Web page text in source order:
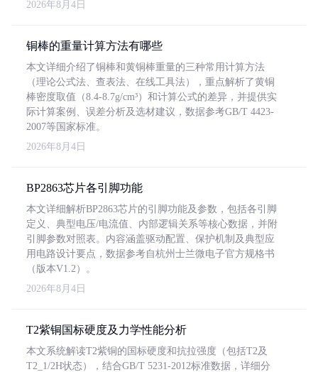
2026年8月4日
铜棒的重量计算方法有哪些
本文详细介绍了铜棒和黄铜棒重量的三种常用计算方法
（理论公式法、查表法、在线工具法），重点解析了黄铜
棒密度取值（8.4-8.7g/cm³）和计算公式的差异，并提供实
际计算案例、误差分析及选材建议，数据参考GB/T 4423-
2007等国家标准。
2026年8月4日
BP2863芯片各引脚功能
本文详细解析BP2863芯片的引脚功能及参数，包括各引脚
定义、典型电压/电流值、内部逻辑关系等核心数据，并附
引脚参数对照表。内容涵盖驱动配置、保护机制及典型应
用电路设计要点，数据参考自杭州士兰微电子官方规格书
（版本V1.2）。
2026年8月4日
T2紫铜国标硬度及力学性能分析
本文系统解读T2紫铜的国标硬度和抗拉强度（包括T2及
T2_1/2H状态），结合GB/T 5231-2012标准数据，详细分